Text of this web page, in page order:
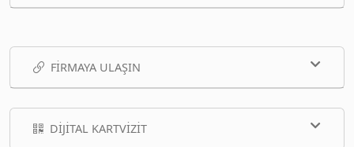
FIRMAYA ULAŞIN
DIJITAL KARTVIZIT